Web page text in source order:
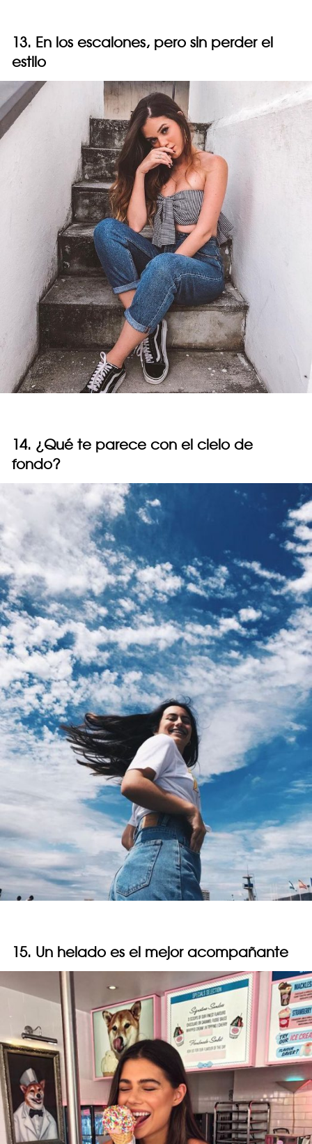
13. En los escalones, pero sin perder el
estilo
14. ¿Qué te parece con el cielo de
fondo?
15. Un helado es el mejor acompañante